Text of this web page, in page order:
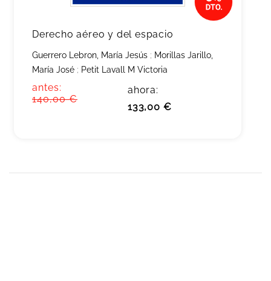
Derecho aéreo y del espacio
Guerrero Lebron, María Jesús ; Morillas Jarillo,
María José ; Petit Lavall M Victoria
antes:
140,00 €
ahora:
133,00 €